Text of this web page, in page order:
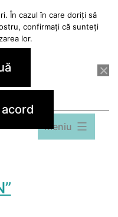
Meniu
În cazul în care doriți să
confirmați că sunteți
lor.